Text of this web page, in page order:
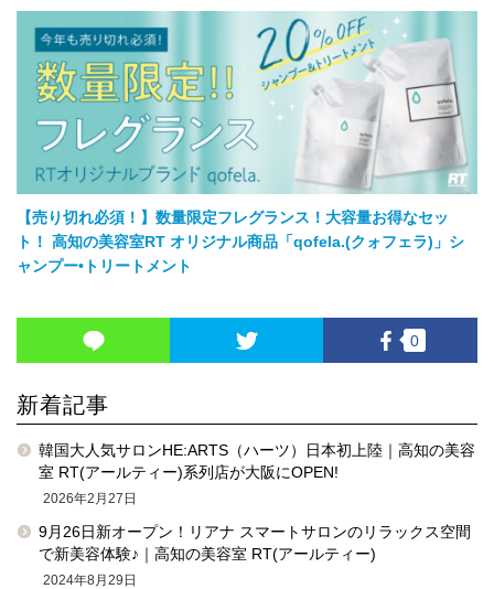
【売り切れ必須！】数量限定フレグランス！大容量お得なセッ
ト！ 高知の美容室RT オリジナル商品「qofela.(クォフェラ)」シ
ャンプー•トリートメント
0
新着記事
韓国大人気サロンHE:ARTS（ハーツ）日本初上陸｜高知の美容
室 RT(アールティー)系列店が大阪にOPEN!
2026年2月27日
9月26日新オープン！リアナ スマートサロンのリラックス空間
で新美容体験♪｜高知の美容室 RT(アールティー)
2024年8月29日